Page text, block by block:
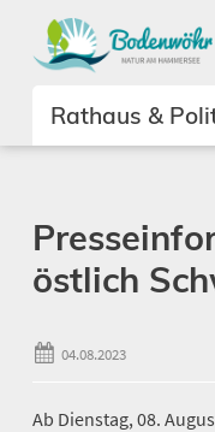
Rathaus &
östlich
04.08.2023
Ab Dienstag, 08.